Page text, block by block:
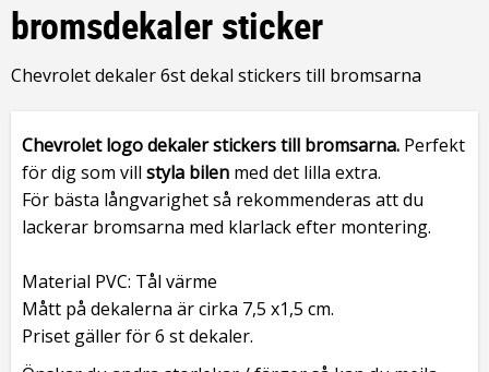
bromsdekaler sticker
Chevrolet dekaler 6st dekal stickers till bromsarna
Chevrolet logo dekaler stickerstill bromsarna. Perfekt
för dig som vill styla bilen med det lilla extra.
För bästa långvarighet så rekommenderas att du
lackerar bromsarna med klarlack efter montering.
Material PVC: Tål värme
Mått på dekalerna är cirka 7,5 x1,5 cm.
Priset gäller för 6 st dekaler.